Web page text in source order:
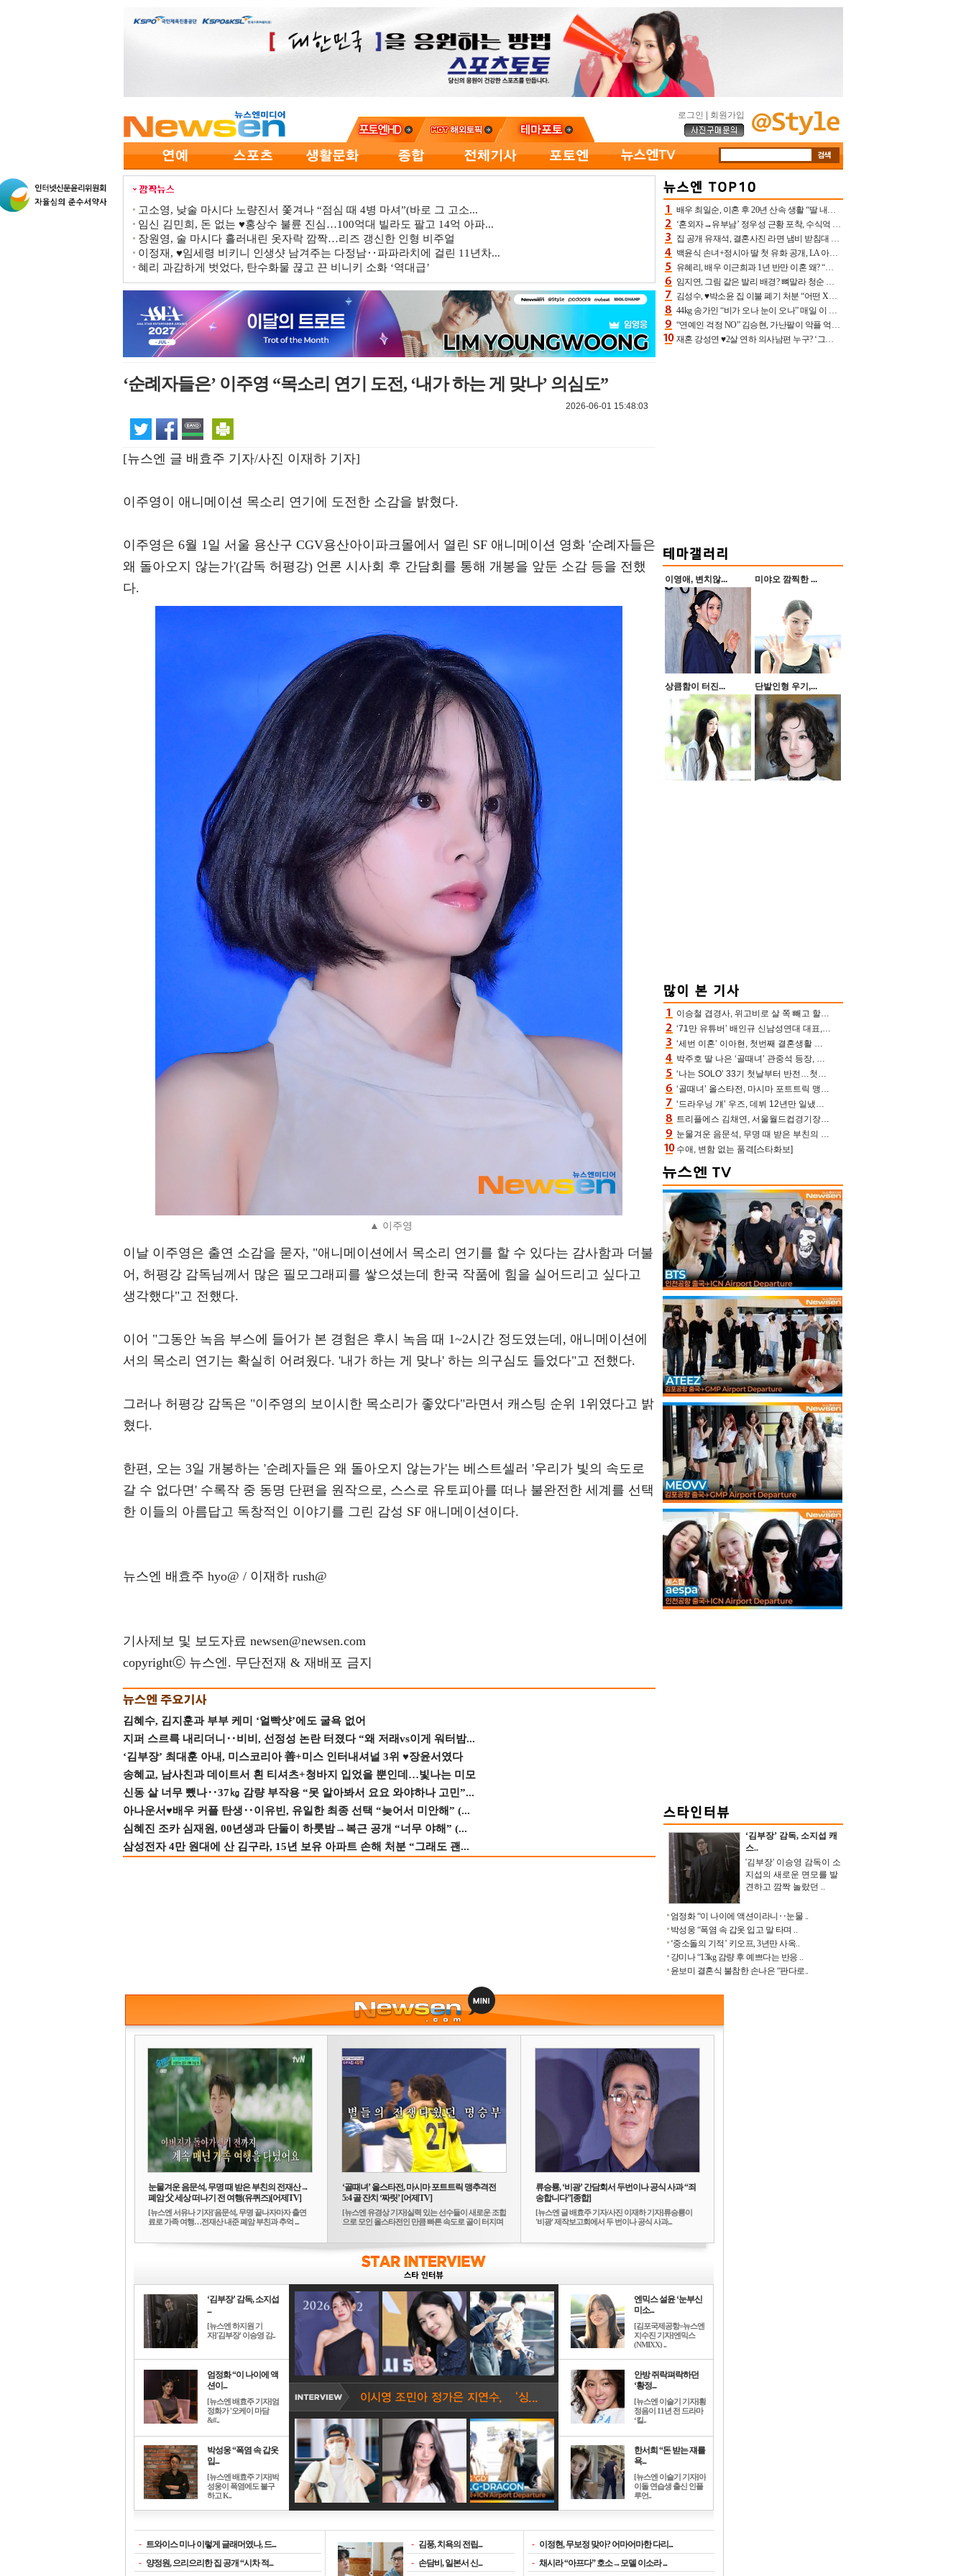
로그인 회원가입
고소영, 낮술 마시다 노량진서 쫓겨나 “점심 때 4병 마셔”(바로 그 고소...
임신 김민희, 돈 없는 ♥홍상수 불륜 진심…100억대 빌라도 팔고 14억 아파...
장원영, 술 마시다 흘러내린 옷자락 깜짝…리즈 갱신한 인형 비주얼
이정재, ♥임세령 비키니 인생샷 남겨주는 다정남‥파파라치에 걸린 11년차...
혜리 과감하게 벗었다, 탄수화물 끊고 끈 비니키 소화 ‘역대급’
‘순례자들은’ 이주영 “목소리 연기 도전, ‘내가 하는 게 맞나’ 의심도”
2026-06-01 15:48:03
[뉴스엔 글 배효주 기자/사진 이재하 기자]
이주영이 애니메이션 목소리 연기에 도전한 소감을 밝혔다.
이주영은 6월 1일 서울 용산구 CGV용산아이파크몰에서 열린 SF 애니메이션 영화 '순례자들은
왜 돌아오지 않는가'(감독 허평강) 언론 시사회 후 간담회를 통해 개봉을 앞둔 소감 등을 전했
다.
▲ 이주영
이날 이주영은 출연 소감을 묻자, "애니메이션에서 목소리 연기를 할 수 있다는 감사함과 더불
어, 허평강 감독님께서 많은 필모그래피를 쌓으셨는데 한국 작품에 힘을 실어드리고 싶다고
생각했다"고 전했다.
이어 "그동안 녹음 부스에 들어가 본 경험은 후시 녹음 때 1~2시간 정도였는데, 애니메이션에
서의 목소리 연기는 확실히 어려웠다. '내가 하는 게 맞나' 하는 의구심도 들었다"고 전했다.
그러나 허평강 감독은 "이주영의 보이시한 목소리가 좋았다"라면서 캐스팅 순위 1위였다고 밝
혔다.
한편, 오는 3일 개봉하는 '순례자들은 왜 돌아오지 않는가'는 베스트셀러 '우리가 빛의 속도로
갈 수 없다면' 수록작 중 동명 단편을 원작으로, 스스로 유토피아를 떠나 불완전한 세계를 선택
한 이들의 아름답고 독창적인 이야기를 그린 감성 SF 애니메이션이다.
뉴스엔 배효주 hyo@ / 이재하 rush@
기사제보 및 보도자료 newsen@newsen.com
copyrightⓒ 뉴스엔. 무단전재 & 재배포 금지
김혜수, 김지훈과 부부 케미 ‘얼빡샷’에도 굴욕 없어
지퍼 스르륵 내리더니‥비비, 선정성 논란 터졌다 “왜 저래vs이게 워터밤...
‘김부장’ 최대훈 아내, 미스코리아 善+미스 인터내셔널 3위 ♥장윤서였다
송혜교, 남사친과 데이트서 흰 티셔츠+청바지 입었을 뿐인데…빛나는 미모
신동 살 너무 뺐나‥37㎏ 감량 부작용 “못 알아봐서 요요 와야하나 고민”...
아나운서♥배우 커플 탄생‥이유빈, 유일한 최종 선택 “늦어서 미안해” (...
심혜진 조카 심재원, 00년생과 단둘이 하룻밤→복근 공개 “너무 야해” (...
삼성전자 4만 원대에 산 김구라, 15년 보유 아파트 손해 처분 “그래도 괜...
배우 최일순, 이혼 후 20년 산속 생활 “딸 내가 버렸다고 원망‥맘 아파”(특종)[어제TV]
‘혼외자→유부남’ 정우성 근황 포착, 수식억 해킹 피해 후배 만났다 “존경하는”
집 공개 유재석, 결혼사진 라면 냄비 받침대 되고 분노‥가족사진도 피해(놀뭐)[어제TV]
백윤식 손녀+정시아 딸 첫 유화 공개, LA 아트쇼→서울국제조각페스타 작가다운 수준급 실력
유혜리, 배우 이근희과 1년 반만 이혼 왜? “식칼 꽂고 의자 던져” 충격 폭로(특종)[어제TV]
임지연, 그림 같은 발리 배경? 뼈말라 청순 비키니 핏에 상대 안 되네
김성수, ♥박소윤 집 이불 폐기 처분 “어떤 X이랑 썼을지 몰라” 질투(신랑수업2)[어제TV]
44kg 송가인 “비가 오나 눈이 오나” 매일 이 운동, 허벅지 근육량 상승+체지방 감소
“연예인 걱정 NO” 김승현, 가난팔이 악플 억울할만‥아내+딸과 日 여행
재혼 강성연 ♥2살 연하 의사남편 누구? ‘그알’ 자문의에 훈남 비주얼 초엘리트 스펙 [종합]
이영애, 변치않... 미야오 깜찍한 ...
상큼함이 터진... 단발인형 우기,...
이승철 겹경사, 위고비로 살 쪽 빼고 할아버지 된다‥마음으로 낳은 딸 임신 자랑(유퀴즈)
‘71만 유튜버’ 배인규 신남성연대 대표, 오늘(5일) 숨진 채 발견…향년 36세
‘세번 이혼’ 이아현, 첫번째 결혼생활 떠올리며 눈물 “첫 남편에 미안해”(새롭게하소서)
박주호 딸 나은 ‘골때녀’ 관중석 등장, 김민재 복제인간 보고 혼란 [결정적장면]
‘나는 SOLO’ 33기 첫날부터 반전…첫인상 0표 영호, 호감남 급부상
‘골때녀’ 올스타전, 마시마 포트트릭 맹추격전 5:4 골 잔치 ‘짜릿’ [어제TV]
‘드라우닝 걔’ 우즈, 데뷔 12년만 일냈다…체조경기장 입성 확정
트리플에스 김채연, 서울월드컵경기장에 뜬 맨시티 여신 [포토엔HD]
눈물겨운 음문석, 무명 때 받은 부친의 전재산→폐암 父 세상 떠나기 전 여행(유퀴즈)[어제TV]
수애, 변함 없는 품격[스타화보]
‘김부장’ 감독, 소지섭 캐
스..
'김부장' 이승영 감독이 소
지섭의 새로운 면모를 발
견하고 깜짝 놀랐던 ..
엄정화 “이 나이에 액션이라니‥눈물 ..
박성웅 “폭염 속 갑옷 입고 말 타며 ..
‘중소돌의 기적’ 키오프, 3년만 사옥..
강미나 “13kg 감량 후 예쁘다는 반응 ..
윤보미 결혼식 불참한 손나은 “판다로..
눈물겨운 음문석, 무명 때 받은 부친의 전재산→
폐암 父 세상 떠나기 전 여행(유퀴즈)[어제TV]
[뉴스엔 서유나 기자]'음문석, 무명 끝나자마자 출연
료로 가족 여행…전재산 내준 폐암 부친과 추억 ...
‘골때녀’ 올스타전, 마시마 포트트릭 맹추격전
5:4 골 잔치 ‘짜릿’ [어제TV]
[뉴스엔 유경상 기자]실력 있는 선수들이 새로운 조합
으로 모인 올스타전인 만큼 빠른 속도로 골이 터지며
류승룡, ‘비광’ 간담회서 두번이나 공식 사과 “죄
송합니다”[종합]
[뉴스엔 글 배효주 기자/사진 이재하 기자]류승룡이
'비광' 제작보고회에서 두 번이나 공식 사과...
‘김부장’ 감독, 소지섭
...
[뉴스엔 하지원 기
자]'김부장' 이승영 감..
엄정화 “이 나이에 액
션이...
[뉴스엔 배효주 기자]엄
정화가 '오케이 마담
&#..
박성웅 “폭염 속 갑옷
입...
[뉴스엔 배효주 기자]박
성웅이 폭염에도 불구
하고 K..
엔믹스 설윤 ‘눈부신
미소...
[김포국제공항=뉴스엔
지수진 기자]엔믹스
(NMIXX) ..
안방 쥐락펴락하던
‘황정...
[뉴스엔 이슬기 기자]황
정음이 11년 전 드라마
‘킬..
한서희 “돈 받는 쟤를
욕...
[뉴스엔 이슬기 기자]아
이돌 연습생 출신 인플
루언..
- 트와이스 미나 이렇게 글래머였나, 드...
- 양정원, 으리으리한 집 공개 “시차 적...
- 김풍, 치욕의 전립...
- 손담비, 일본서 신...
- 이정현, 무보정 맞아? 어마어마한 다리...
- 채시라 “아프다” 호소→모델 이소라 ...